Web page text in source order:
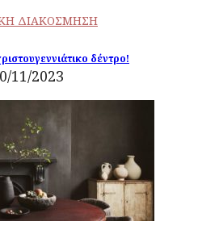
ΔΙΑΚΟΣΜΗΣΗ
δέντρο!
11/2023